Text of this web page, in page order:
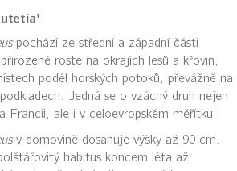
pochází ze střední a západní části
roste na okrajích lesů a křovin,
podél horských potoků, převážně na
Jedná se o vzácný druh nejen
Francii, ale i v celoevropském měřítku.
v domovině dosahuje výšky až 90 cm.
habitus koncem léta až